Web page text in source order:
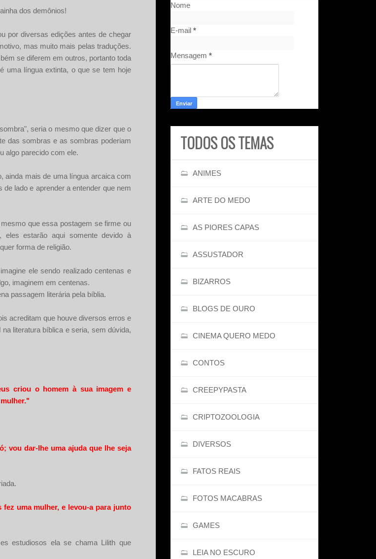
dos demônios!
por diversas edições antes de chegar
mas muito mais pelas traduções.
se diferem em outros, portanto toda
uma língua extinta, o que se tem hoje
seria o mesmo que dizer que o
das sombras e as sombras poderiam
algo parecido com ele.
ainda mais de uma língua arcaica com
lado e aprender a entender que nem
que essa postagem se firme ou
eles estarão aqui somente devido à
forma de religião.
ele sendo realizado centenas e
imaginem em centenas.
passagem literária pela bíblia.
acreditam que houve diversos erros e
literatura bíblica e seria, sem dúvida,
criou o homem à sua imagem e
vou dar-lhe uma ajuda que lhe seja
uma mulher, e levou-a para junto
estudiosos ela se chama Lilith que
Nome
E-mail *
Mensagem *
TODOS OS TEMAS
ANIMES
ARTE DO MEDO
AS PIORES CAPAS
ASSUSTADOR
BIZARROS
BLOGS DE OURO
CINEMA QUERO MEDO
CONTOS
CREEPYPASTA
CRIPTOZOOLOGIA
DIVERSOS
FATOS REAIS
FOTOS MACABRAS
GAMES
LEIA NO ESCURO